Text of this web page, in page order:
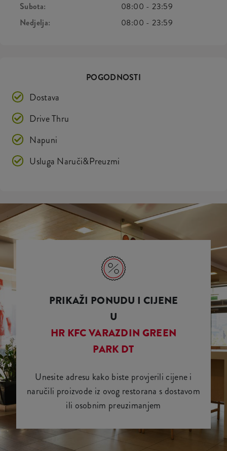
Subota:
08:00 -23:59
Nedjelja:
08:00 -23:59
POGODNOSTI
Dostava
Drive Thru
Napuni
Usluga Naruči&Preuzmi
PRIKAŽI PONUDU I CIJENE
U
HR KFC VARAZDIN GREEN
PARK DT
Unesite adresu kako biste provjerili cijene i
naručili proizvode iz ovog restorana s dostavom
ili osobnim preuzimanjem